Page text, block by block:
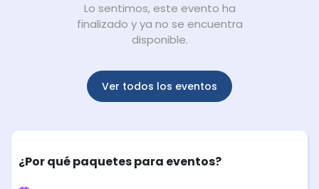
Lo sentimos, este evento ha
finalizado y ya no se encuentra
disponible.
Ver todos los eventos
¿Por qué paquetes para eventos?